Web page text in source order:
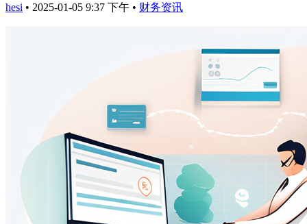
hesi • 2025-01-05 9:37 下午 • 财务资讯